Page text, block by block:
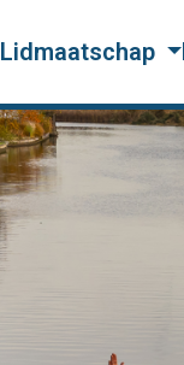
Lidmaatschap